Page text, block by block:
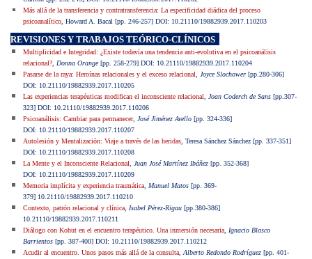
Más allá de la transferencia y contratransferencia: La especificidad diádica del proceso
psicoanalítico , Howard A. Bacal [pp. 246-257] DOI: 10.21110/19882939.2017.110203
REVISIONES Y TRABAJOS TEÓRICO-CLÍNICOS
Multiplicidad e Integridad: ¿Existe todavía una tendencia anti-evolutiva en el psicoanálisis
relacional?
Donna Orange[pp. 258-279] DOI: 10.21110/19882939.2017.110204
Pasarse de la raya: Heroínas relacionales y el exceso relacional
Joyce Slochower [pp.280-306]
DOI: 10.21110/19882939.2017.110205
Las experiencias terapéuticas modifican el inconsciente relacional
Joan Coderch de Sans [pp.307-
323] DOI: 10.21110/19882939.2017.110206
Psicoanálisis: Cambiar para permanecer, José Jiménez Avello [pp. 324-336]
DOI: 10.21110/19882939.2017.110207
Autolesión y Mentalización: Viaje a través de las heridas , Teresa Sánchez Sánchez [pp. 337-351]
DOI: 10.21110/19882939.2017.110208
La Mente y el Inconsciente Relacional
Juan José Martínez Ibáñez [pp. 352-368]
DOI: 10.21110/19882939.2017.110209
Memoria implícita y experiencia traumática
Manuel Matos [pp. 369-
379] 10.21110/19882939.2017.110210
Contexto, patrón relacional y clínica
Isabel Pérez-Rigau [pp.380-386]
10.21110/19882939.2017.110211
Diálogo con Kohut en el encuentro terapéutico. Una inmersión necesaria
Ignacio Blasco
Barrientos [pp. 387-400] DOI: 10.21110/19882939.2017.110212
Acudir al encuentro. Unos pasos más allá de la consulta Alberto Redondo Rodríguez [pp. 401-